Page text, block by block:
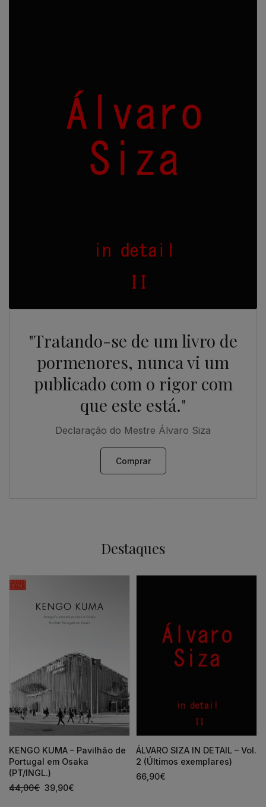
"Tratando-se de um livro de
pormenores, nunca vi um
publicado com o rigor com
que este está."
Declaração do Mestre Álvaro Siza
Comprar
Destaques
KENGO KUMA – Pavilhão de
Portugal em Osaka
(PT/INGL.)
44,00€ 39,90€
ÁLVARO SIZA IN DETAIL – Vol.
2 (Últimos exemplares)
66,90€